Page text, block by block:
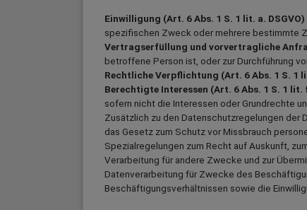
Einwilligung (Art. 6 Abs. 1 S. 1 lit. a. DSGVO)
spezifischen Zweck oder mehrere bestimmte
Vertragserfüllung und vorvertragliche
betroffene Person ist, oder zur Durchführung
Rechtliche Verpflichtung (Art. 6 Abs. 1 S. 1
Berechtigte Interessen (Art. 6 Abs. 1 S. 1 lit.
sofern nicht die Interessen oder Grundrechte
Zusätzlich zu den Datenschutzregelungen der
das Gesetz zum Schutz vor Missbrauch
Spezialregelungen zum Recht auf Auskunft,
Verarbeitung für andere Zwecke und zur
Datenverarbeitung für Zwecke des
Beschäftigungsverhältnissen sowie die